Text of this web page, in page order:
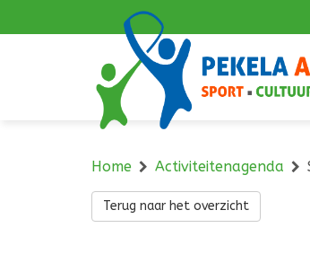
Navigatie
overslaan
Home Activiteitenagenda
Terug naar het overzicht